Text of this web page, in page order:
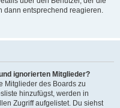
dann entsprechend reagieren.
ignorierten Mitglieder?
Mitglieder des Boards zu
hinzufügst, werden in
Zugriff aufgelistet. Du siehst